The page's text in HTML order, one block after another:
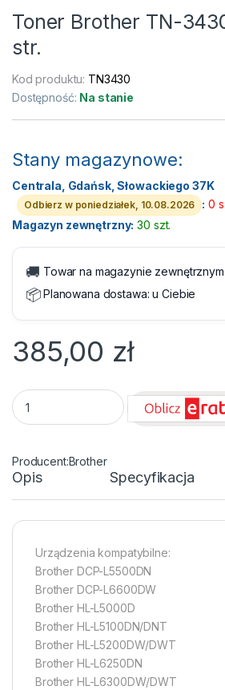
Toner Brother TN-
str.
Kod produktu: TN3430
Dostępność: Na stanie
Stany magazynowe:
Centrala, Gdańsk, Słowackiego 37K
Odbierz w poniedziałek, 10.08.2026 : 0
Magazyn zewnętrzny: 30 szt.
🚚 Towar na magazynie
📦Planowana dostawa:u Ciebie
385,00 zł
Toner Brother TN-3430 Black 3000
Brother
Opis Specyfikacja
Urządzenia kompatybilne:
Brother DCP-L5500DN
Brother DCP-L6600DW
Brother HL-L5000D
Brother HL-L5100DN/DNT
Brother HL-L5200DW/DWT
Brother HL-L6250DN
Brother HL-L6300DW/DWT